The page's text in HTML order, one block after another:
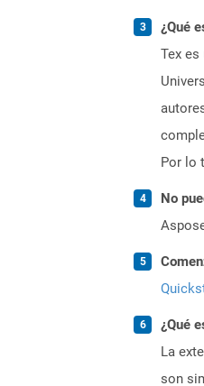
¿Qué
Tex
Por lo
No
¿Qué
La
son